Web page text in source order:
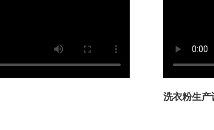
洗衣粉生产